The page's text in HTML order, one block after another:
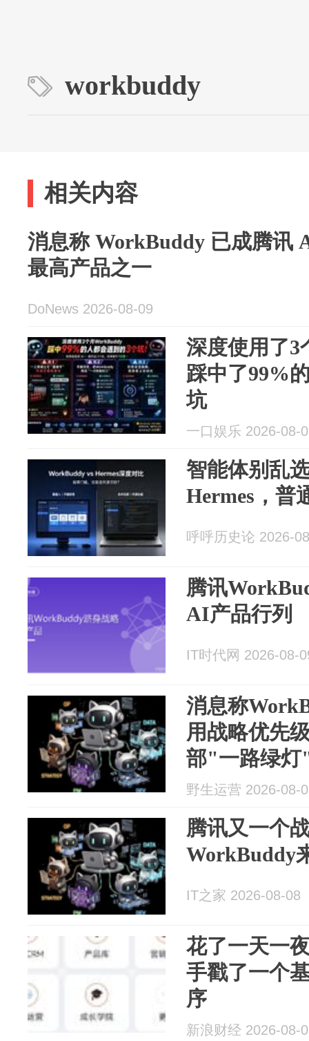
workbuddy
相关内容
消息称 WorkBuddy 已成腾讯
最高产品之一
DoNews 2026-08-09
深度使用了3
踩中了99%
坑
一口娱乐 2026-08-
智能体别乱
Hermes，普
呼呼历史论 2026-
腾讯
AI产品行列
IT时代网 2026-08-
消息称
用战略优先
部"一路绿
野生运营 2026-08-
腾讯又一个
WorkBuddy
IT之家 2026-08-08
花了一天一
手戳了一个
序
新浪财经 2026-08-